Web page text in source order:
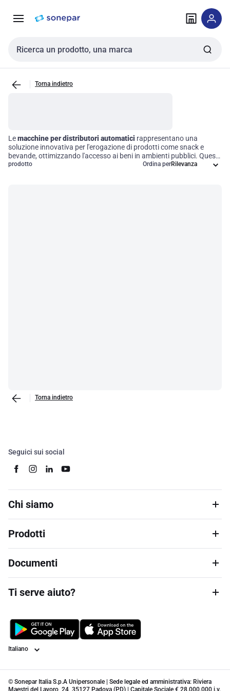
navigazione alla
Cerca input
Torna indietro
Lemacchine per distributori automatici rappresentano una
soluzione innovativa per l'erogazione di prodotti come snack e
bevande, ottimizzando l'accesso ai beni in ambienti pubblici. Questi
dispositivi sono progettati per garantire un'esperienza di acquisto
prodotto Ordina per
Torna indietro
Seguici sui social
Chi siamo
Prodotti
Documenti
Ti serve aiuto?
Lingua
© Sonepar Italia S.p.A Unipersonale | Sede legale ed amministrativa: Riviera
Maestri del Lavoro, 24, 35127 Padova (PD) | Capitale Sociale € 28.000.000 i.v.